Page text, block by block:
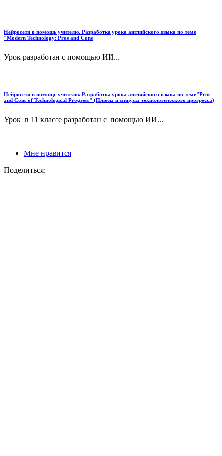
Нейросети в помощь учителю. Разработка урока английского языка по теме
"Modern Technology: Pros and Cons
Урок разработан с помощью ИИ...
Нейросети в помощь учителю. Разработка урока английского языка по теме"Pros
and Cons of Technological Progress" (Плюсы и минусы технологического прогресса)
Урок в 11 классе разработан с помощью ИИ...
Мне нравится
Поделиться: